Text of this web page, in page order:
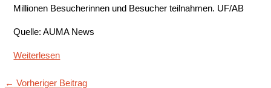
Millionen Besucherinnen und Besucher teilnahmen. UF/AB
Quelle: AUMA News
Weiterlesen
← Vorheriger Beitrag